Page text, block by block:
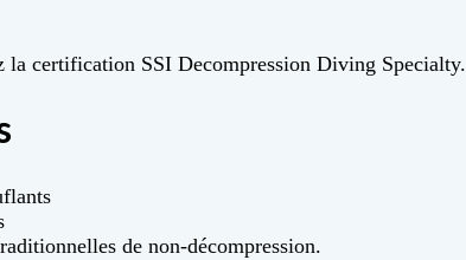
la certification SSI Decompression Diving Specialty.
de non-décompression.